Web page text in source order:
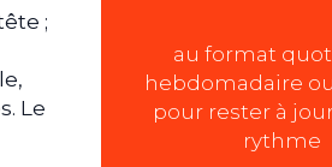
;
Le
au format
hebdomadaire
pour rester à
rythme